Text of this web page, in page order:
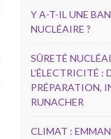
Y A-T-IL UNE
NUCLÉAIRE ?
SÛRETÉ
L’ÉLECTRICITÉ :
PRÉPARATION,
RUNACHER
CLIMAT :